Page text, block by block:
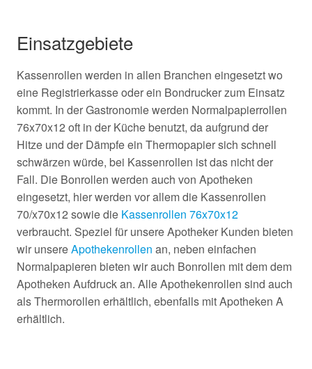
Einsatzgebiete
Kassenrollen werden in allen Branchen eingesetzt wo
eine Registrierkasse oder ein Bondrucker zum Einsatz
kommt. In der Gastronomie werden Normalpapierrollen
76x70x12 oft in der Küche benutzt, da aufgrund der
Hitze und der Dämpfe ein Thermopapier sich schnell
schwärzen würde, bei Kassenrollen ist das nicht der
Fall. Die Bonrollen werden auch von Apotheken
eingesetzt, hier werden vor allem die Kassenrollen
70/x70x12 sowie die Kassenrollen 76x70x12
verbraucht. Speziel für unsere Apotheker Kunden bieten
wir unsereApothekenrollen an, neben einfachen
Normalpapieren bieten wir auch Bonrollen mit dem dem
Apotheken Aufdruck an. Alle Apothekenrollen sind auch
als Thermorollen erhältlich, ebenfalls mit Apotheken A
erhältlich.